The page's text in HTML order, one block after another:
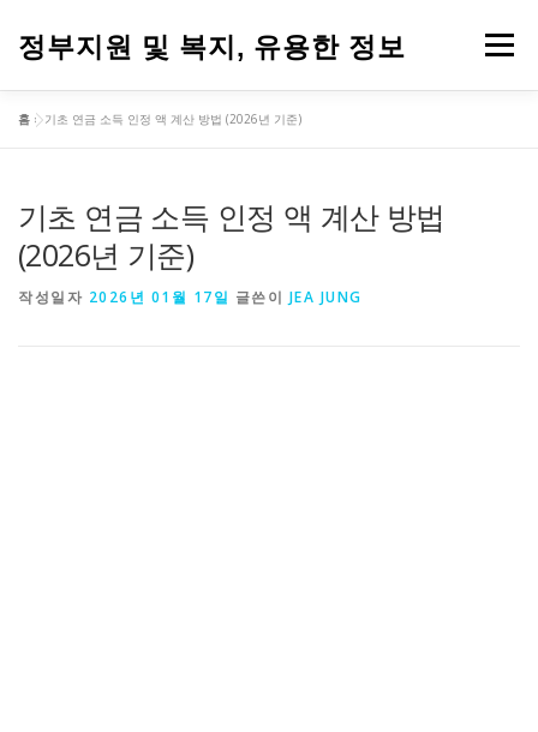
정부지원 및 복지, 유용한 정보 메뉴
홈 »기초 연금 소득 인정 액 계산 방법 (2026년 기준)
기초 연금 소득 인정 액 계산 방법
(2026년 기준)
작성일자 2026년 01월 17일 글쓴이 JEA JUNG